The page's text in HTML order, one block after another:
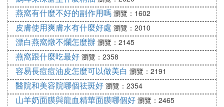
臉上沒有痘疤和斑，就是毛孔不細膩，想要遮瑕不推
薦，早上用了一次，冬天乾燥用著不油，滋潤剛剛
好，不加白，當然因為膚色比較白用起來也不顯白，
有點提亮膚色，我還是挺喜歡的。
2022年素顏霜品牌排行榜—哪個牌子值得買
素顏霜是用在基礎護理的最後一步，混合性皮膚，T
區偏油，一般在柔膚水後直接用它，可能秋冬天氣乾
燕窩有什麼不好的副作用嗎 瀏覽：1602
皮膚使用爽膚水有什麼好處 瀏覽：2010
漂白燕窩燉不爛怎麼辦 瀏覽：2145
燕窩跟什麼吃最好 瀏覽：2358
容易長痘痘油皮怎麼可以做美白 瀏覽：2191
醫院和美容院哪個祛斑好 瀏覽：2354
山羊奶面膜與龍血精華面膜哪個好 瀏覽：2465